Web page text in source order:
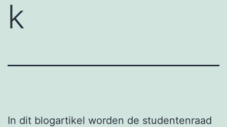
k
In dit blogartikel worden de studentenraad